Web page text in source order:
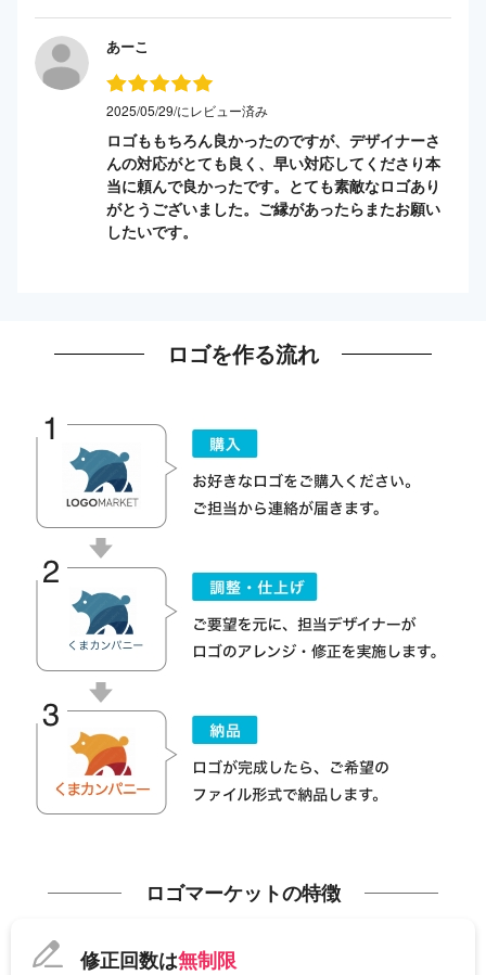
あーこ
2025/05/29/にレビュー済み
ロゴももちろん良かったのですが、デザイナーさ
んの対応がとても良く、早い対応してくださり本
当に頼んで良かったです。とても素敵なロゴあり
がとうございました。ご縁があったらまたお願い
したいです。
ロゴを作る流れ
ロゴマーケットの特徴
修正回数は無制限